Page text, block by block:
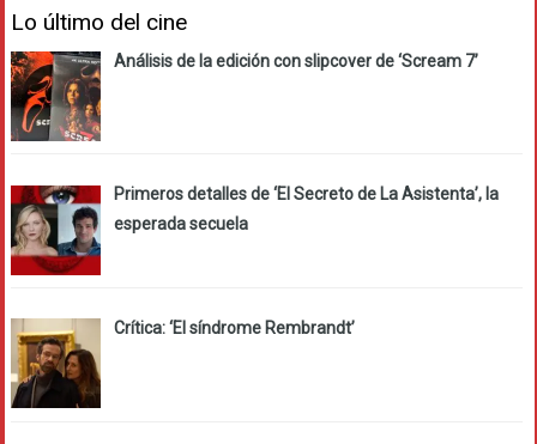
Lo último del cine
Análisis de la edición con slipcover de ‘Scream 7’
Primeros detalles de ‘El Secreto de La Asistenta’, la
esperada secuela
Crítica: ‘El síndrome Rembrandt’